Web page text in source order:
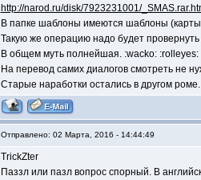
http://narod.ru/disk/7923231001/
В папке шаблоны имеются шаблоны
Такую же операцию надо будет
В общем муть полнейшая. :wacko: :rolleyes:
На перевод самих диалогов смотреть не
Старые наработки остались в другом
Отправлено: 02 Марта, 2016 - 14:44:49
TrickZter
Паззл или пазл вопрос спорный. В